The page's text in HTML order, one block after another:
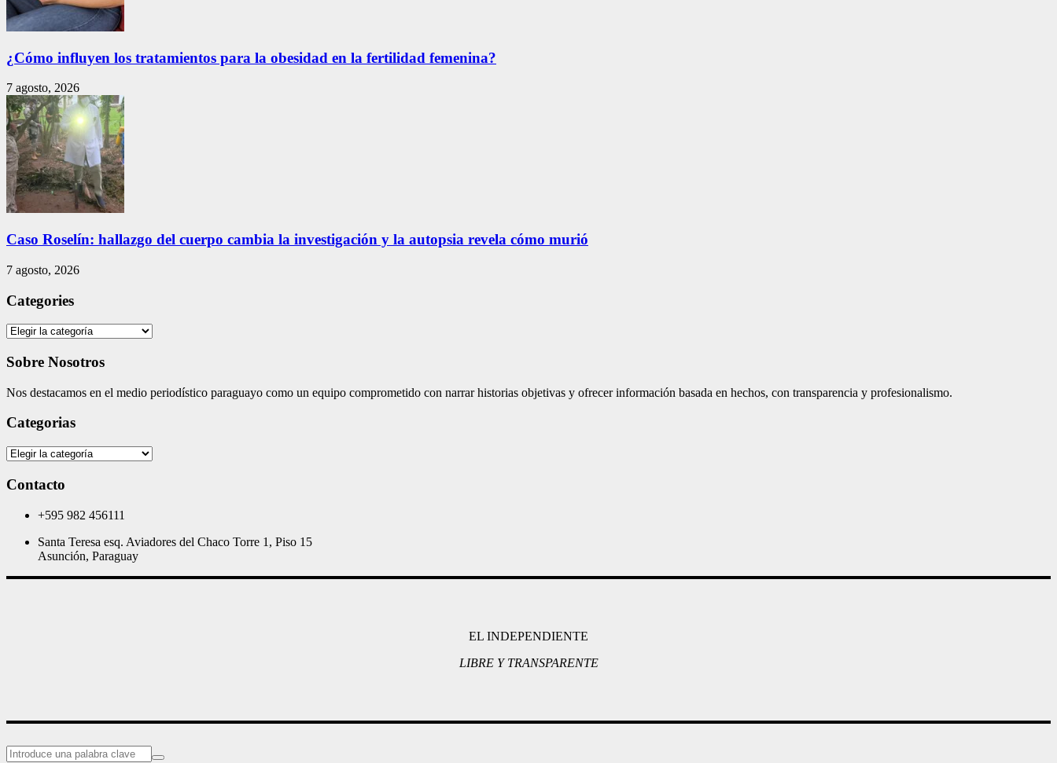
¿Cómo influyen los tratamientos para la obesidad en la fertilidad femenina?
7 agosto, 2026
Caso Roselín: hallazgo del cuerpo cambia la investigación y la autopsia revela cómo murió
7 agosto, 2026
Categories
Categories
Sobre Nosotros
Nos destacamos en el medio periodístico paraguayo como un equipo comprometido con narrar historias objetivas y ofrecer información basada en hechos, con transparencia y profesionalismo.
Categorias
Categorias
Contacto
+595 982 456111
Santa Teresa esq. Aviadores del Chaco Torre 1, Piso 15
Asunción, Paraguay
EL INDEPENDIENTE
LIBRE Y TRANSPARENTE